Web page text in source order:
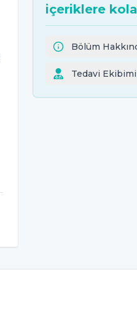
içeriklere
Bölüm
Tedavi